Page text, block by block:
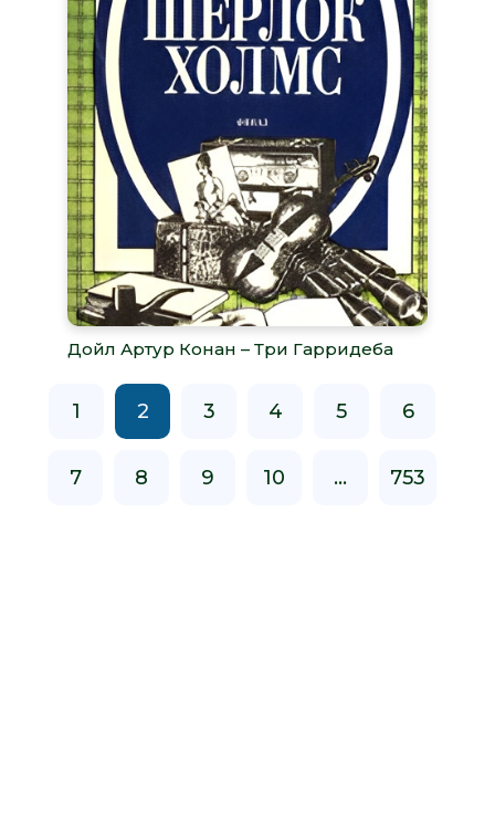
Дойл Артур Конан – Три Гарридеба
1 2 3 4 5 6
7 8 9 10 ... 753